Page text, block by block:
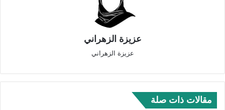
عزيزة الزهراني
عزيزة الزهراني
مقالات ذات صلة